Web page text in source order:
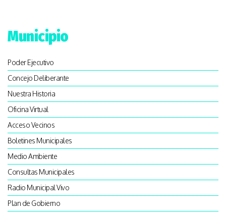
Municipio
Poder Ejecutivo
Concejo Deliberante
Nuestra Historia
Oficina Virtual
Acceso Vecinos
Boletines Municipales
Medio Ambiente
Consultas Municipales
Radio Municipal Vivo
Plan de Gobierno